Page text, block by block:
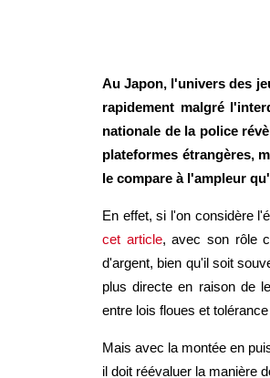
Au Japon, l'univers des
rapidement malgré
nationale de la police
plateformes étrangères,
le compare à l'ampleur
En effet, si l'on considère
cet article, avec son rôle
d'argent, bien qu'il soit
plus directe en raison de
entre lois floues et
Mais avec la montée en
il doit réévaluer la manière